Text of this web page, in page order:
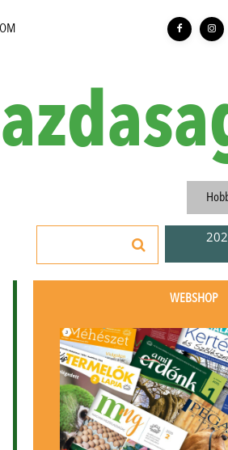
WEBSHOP